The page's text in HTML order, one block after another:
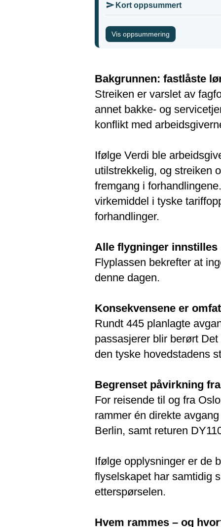
Kort oppsummert
Vis oppsummering
Bakgrunnen: fastlåste
Streiken er varslet av
annet bakke- og
konflikt med
Ifølge Verdi ble
utilstrekkelig, og streiken
fremgang i
virkemiddel i tyske
forhandlinger.
Alle flygninger innstilles
Flyplassen bekrefter at
denne dagen.
Konsekvensene er
Rundt 445 planlagte
passasjerer blir berørt
den tyske hovedstadens
Begrenset påvirkning
For reisende til og fra
rammer én direkte
Berlin, samt returen
Ifølge opplysninger er de
flyselskapet har samtidig
etterspørselen.
Hvem rammes – og